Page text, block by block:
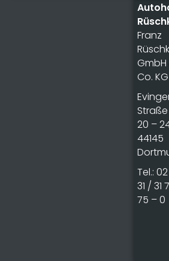
Franz
GmbH
Co. KG
Straße
20 –
44145
Tel.: 02
31 / 31
75 – 0